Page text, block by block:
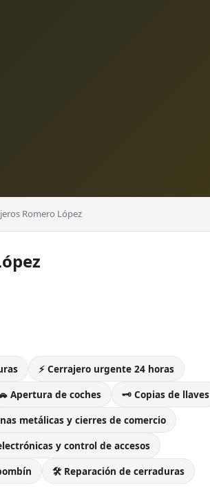
Romero López
⚡ Cerrajero urgente 24 horas
Apertura de coches
🗝️ Copias de llaves
metálicas y cierres de comercio
y control de accesos
🛠️ Reparación de cerraduras